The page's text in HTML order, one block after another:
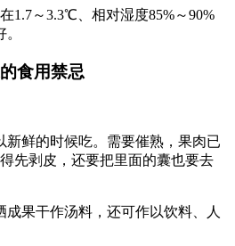
1.7～3.3℃、相对湿度85%～90%
食用禁忌
新鲜的时候吃。需要催熟，果肉已
先剥皮，还要把里面的囊也要去
成果干作汤料，还可作以饮料、人